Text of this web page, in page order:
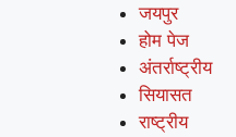
जयपुर
होम पेज
अंतर्राष्ट्रीय
सियासत
राष्ट्रीय